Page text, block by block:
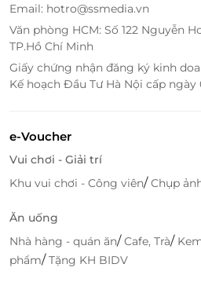
Email: hotro@ssmedia.vn
Văn phòng HCM: Số 122 Nguyễn
TP.Hồ Chí Minh
Giấy chứng nhận đăng ký kinh
Kế hoạch Đầu Tư Hà Nội cấp ngày
e-Voucher
Vui chơi - Giải trí
Khu vui chơi - Công viên/Chụp
Ăn uống
Nhà hàng - quán ăn/Cafe, Trà/
phẩm/Tặng KH BIDV